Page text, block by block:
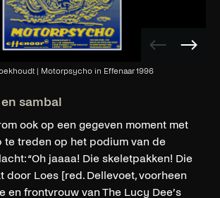
Vorige
| Motorpsycho in Effenaar 1996
sambal
ook op een gegeven moment met
te treden op het podium van de
“Oh jaaaa! Die skeletpakken! Die
door Loes [red. Dellevoet, voorheen
en frontvrouw van The Lucy Dee’s